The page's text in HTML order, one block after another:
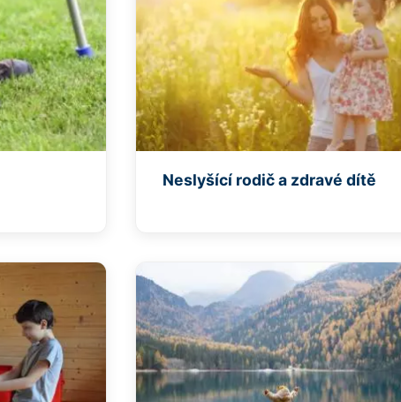
Neslyšící rodič a zdravé dítě